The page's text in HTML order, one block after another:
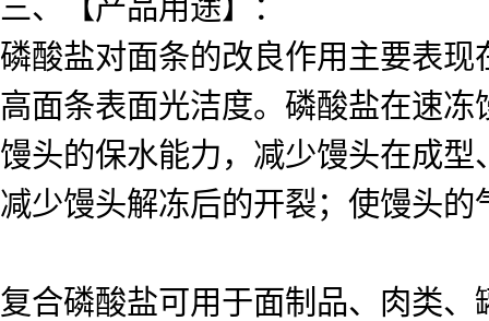
三、【产品用途】：
磷酸盐对面条的改良作用主要表
高面条表面光洁度。磷酸盐在速
馒头的保水能力，减少馒头在成
减少馒头解冻后的开裂；使馒头
复合磷酸盐可用于面制品、肉类